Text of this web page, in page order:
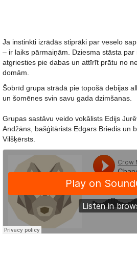
Ja instinkti izrādās stiprāki par veselo
– ir laiks pārmaiņām. Dziesma stāsta
atgriesties pie dabas un attīrīt prātu no
domām.
Šobrīd grupa strādā pie topošā debijas
un šomēnes svin savu gada dzimšanas.
Grupas sastāvu veido vokālists Edijs
Andžāns, bašģitārists Edgars Briedis un
Vilšķērsts.